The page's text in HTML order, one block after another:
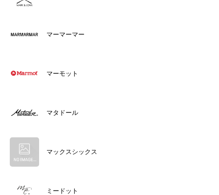
マーマーマー
マーモット
マタドール
マックスシックス
ミードット